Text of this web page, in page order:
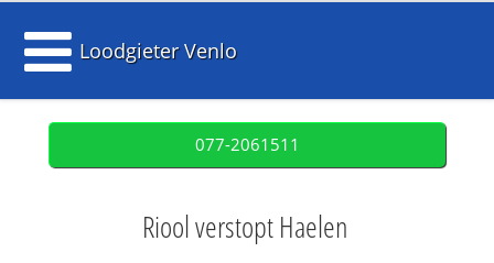
Loodgieter Venlo
077-2061511
Riool verstopt Haelen